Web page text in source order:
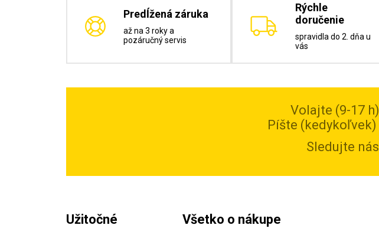
Predĺžená záruka
až na 3 roky a
pozáručný servis
Rýchle
doručenie
spravidla do 2. dňa u
vás
Volajte (9-17 h)
Píšte (kedykoľvek)
Sledujte nás
Užitočné Všetko o nákupe